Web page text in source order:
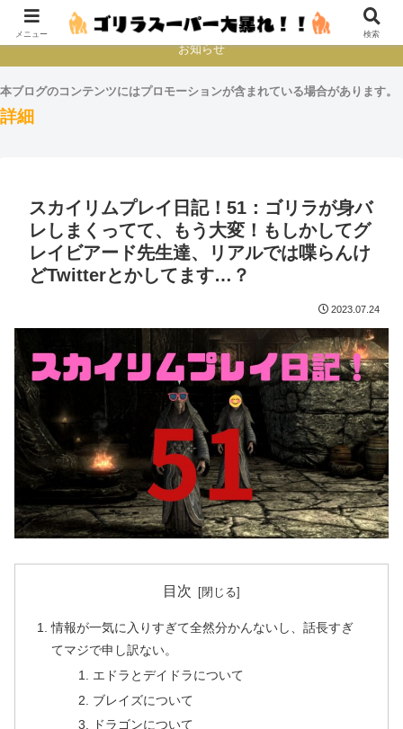
本とか映画とかゲームプレイとか
お知らせ
本ブログのコンテンツにはプロモーションが含まれている場合があります。
詳細
スカイリムプレイ日記！51：ゴリラが身バ
レしまくってて、もう大変！もしかしてグ
レイビアード先生達、リアルでは喋らんけ
どTwitterとかしてます…？
2023.07.24
目次
情報が一気に入りすぎて全然分かんないし、話長すぎ
てマジで申し訳ない。
エドラとデイドラについて
ブレイズについて
ドラゴンについて
メニュー 検索